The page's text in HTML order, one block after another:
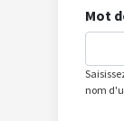
Mot
nom